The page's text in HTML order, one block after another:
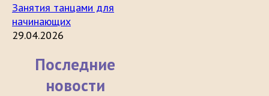
Занятия танцами для
начинающих
29.04.2026
Последние
новости